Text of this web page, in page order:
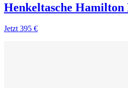
Henkeltasche
Jetzt 395 €